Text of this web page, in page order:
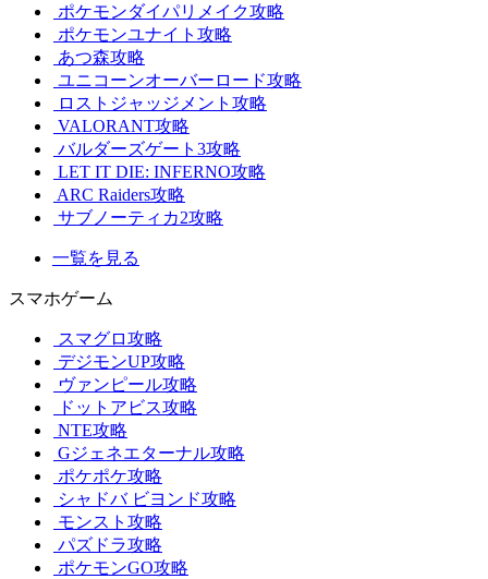
ポケモンダイパリメイク攻略
ポケモンユナイト攻略
あつ森攻略
ユニコーンオーバーロード攻略
ロストジャッジメント攻略
VALORANT攻略
バルダーズゲート3攻略
LET IT DIE: INFERNO攻略
ARC Raiders攻略
サブノーティカ2攻略
一覧を見る
スマホゲーム
スマグロ攻略
デジモンUP攻略
ヴァンピール攻略
ドットアビス攻略
NTE攻略
Gジェネエターナル攻略
ポケポケ攻略
シャドバ ビヨンド攻略
モンスト攻略
パズドラ攻略
ポケモンGO攻略